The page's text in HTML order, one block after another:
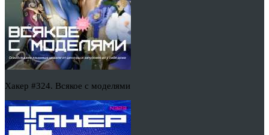
Хакер #324. Всякое с моделями